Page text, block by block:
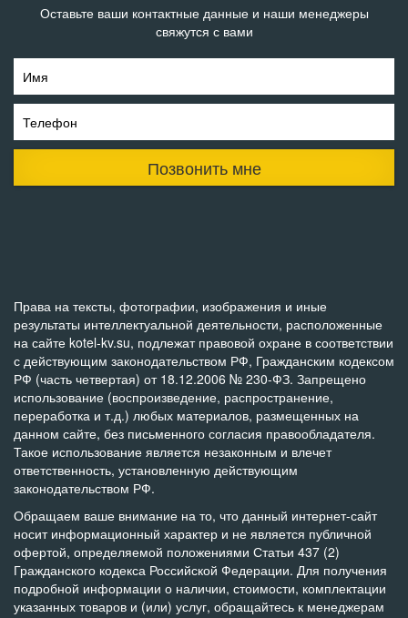
Оставьте ваши контактные данные и наши менеджеры
свяжутся с вами
Имя
Телефон
Позвонить мне
Права на тексты, фотографии, изображения и иные
результаты интеллектуальной деятельности, расположенные
на сайте kotel-kv.su, подлежат правовой охране в соответствии
с действующим законодательством РФ, Гражданским кодексом
РФ (часть четвертая) от 18.12.2006 № 230-ФЗ. Запрещено
использование (воспроизведение, распространение,
переработка и т.д.) любых материалов, размещенных на
данном сайте, без письменного согласия правообладателя.
Такое использование является незаконным и влечет
ответственность, установленную действующим
законодательством РФ.
Обращаем ваше внимание на то, что данный интернет-сайт
носит информационный характер и не является публичной
офертой, определяемой положениями Статьи 437 (2)
Гражданского кодекса Российской Федерации. Для получения
подробной информации о наличии, стоимости, комплектации
указанных товаров и (или) услуг, обращайтесь к менеджерам